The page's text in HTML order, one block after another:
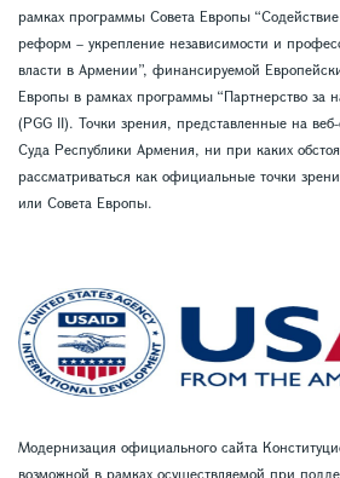
рамках программы Совета Европы
реформ – укрепление независимости и
власти в Армении”, финансируемой
Европы в рамках программы “Партнерство за
(PGG II). Точки зрения, представленные на
Суда Республики Армения, ни при каких
рассматриваться как официальные точки
или Совета Европы.
Модернизация официального сайта
возможной в рамках осуществляемой при